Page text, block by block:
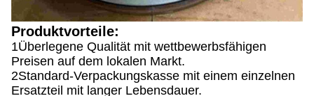
Produktvorteile:
1Überlegene Qualität mit wettbewerbsfähigen
Preisen auf dem lokalen Markt.
2Standard-Verpackungskasse mit einem einzelnen
Ersatzteil mit langer Lebensdauer.